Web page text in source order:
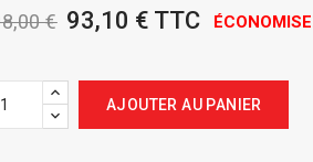
€ 93,10 € TTC
AJOUTER AU PANIER